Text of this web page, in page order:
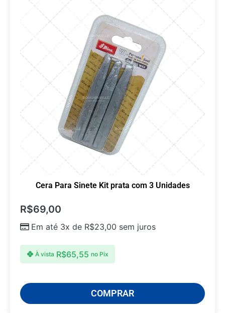
Cera Para Sinete Kit prata com 3 Unidades
R$69,00
Em até 3x de R$23,00 sem juros
À vista R$65,55 no Pix
COMPRAR